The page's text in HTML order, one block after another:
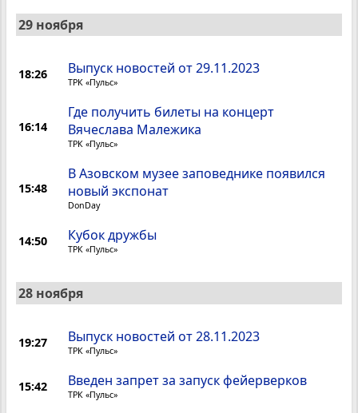
29 ноября
18:26 Выпуск новостей от 29.11.2023
ТРК «Пульс»
16:14
Где получить билеты на концерт
Вячеслава Малежика
ТРК «Пульс»
15:48
В Азовском музее заповеднике появился
новый экспонат
DonDay
14:50 Кубок дружбы
ТРК «Пульс»
28 ноября
19:27 Выпуск новостей от 28.11.2023
ТРК «Пульс»
15:42 Введен запрет за запуск фейерверков
ТРК «Пульс»